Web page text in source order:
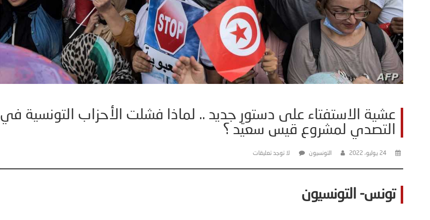
عشية الاستفتاء على دستور جديد .. لماذا فشلت الأحزاب التونسية في
التصدي لمشروع قيس سعيّد ؟
24 يوليو، 2022 التونسيون لا توجد تعليقات
تونس- التونسيون